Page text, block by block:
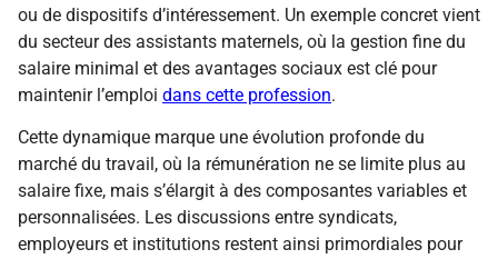
ou de dispositifs d’intéressement. Un exemple concret vient
du secteur des assistants maternels, où la gestion fine du
salaire minimal et des avantages sociaux est clé pour
maintenir l’emploi dans cette profession.
Cette dynamique marque une évolution profonde du
marché du travail, où la rémunération ne se limite plus au
salaire fixe, mais s’élargit à des composantes variables et
personnalisées. Les discussions entre syndicats,
employeurs et institutions restent ainsi primordiales pour